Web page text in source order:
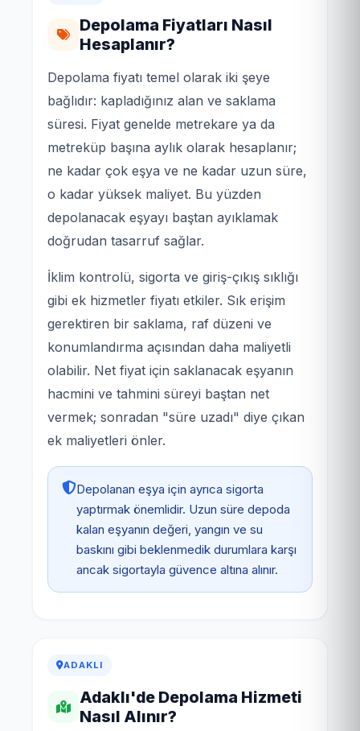
Depolama Fiyatları Nasıl
Hesaplanır?
Depolama fiyatı temel olarak iki şeye
bağlıdır: kapladığınız alan ve saklama
süresi. Fiyat genelde metrekare ya da
metreküp başına aylık olarak hesaplanır;
ne kadar çok eşya ve ne kadar uzun süre,
o kadar yüksek maliyet. Bu yüzden
depolanacak eşyayı baştan ayıklamak
doğrudan tasarruf sağlar.
İklim kontrolü, sigorta ve giriş-çıkış sıklığı
gibi ek hizmetler fiyatı etkiler. Sık erişim
gerektiren bir saklama, raf düzeni ve
konumlandırma açısından daha maliyetli
olabilir. Net fiyat için saklanacak eşyanın
hacmini ve tahmini süreyi baştan net
vermek; sonradan "süre uzadı" diye çıkan
ek maliyetleri önler.
Depolanan eşya için ayrıca sigorta
yaptırmak önemlidir. Uzun süre depoda
kalan eşyanın değeri, yangın ve su
baskını gibi beklenmedik durumlara karşı
ancak sigortayla güvence altına alınır.
ADAKLI
Adaklı'de Depolama Hizmeti
Nasıl Alınır?